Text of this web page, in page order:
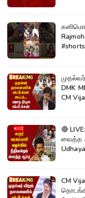
#shorts
DMK
CM
🔴
வைத்த
CM